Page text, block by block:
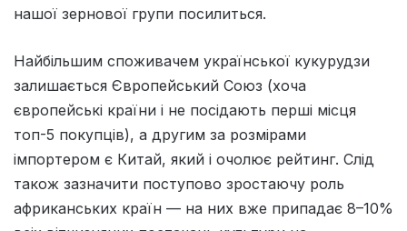
нашої зернової групи посилиться.
Найбільшим споживачем української кукурудзи
залишається Європейський Союз (хоча
європейські країни і не посідають перші місця
топ-5 покупців), а другим за розмірами
імпортером є Китай, який і очолює рейтинг. Слід
також зазначити поступово зростаючу роль
африканських країн — на них вже припадає 8–10%